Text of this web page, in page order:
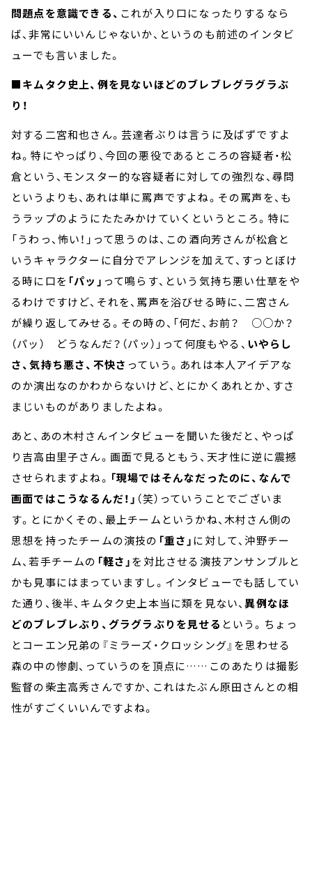
問題点を意識できる、 これが入り口になったりするなら
ば、非常にいいんじゃないか、というのも前述のインタビ
ューでも言いました。
■キムタク史上、例を見ないほどのブレブレグラグラぶ
り！
対する二宮和也さん。芸達者ぶりは言うに及ばずですよ
ね。特にやっぱり、今回の悪役であるところの容疑者・松
倉という、モンスター的な容疑者に対しての強烈な、尋問
というよりも、あれは単に罵声ですよね。その罵声を、も
うラップのようにたたみかけていくというところ。特に
「うわっ、怖い！」って思うのは、この酒向芳さんが松倉と
いうキャラクターに自分でアレンジを加えて、すっとぼけ
る時に口を 「パッ」 って鳴らす、という気持ち悪い仕草をや
るわけですけど、それを、罵声を浴びせる時に、二宮さん
が繰り返してみせる。その時の、「何だ、お前？ ○○か？
（パッ） どうなんだ？（パッ）」って何度もやる、 いやらし
さ、気持ち悪さ、不快さ っていう。あれは本人アイデアな
のか演出なのかわからないけど、とにかくあれとか、すさ
まじいものがありましたよね。
あと、あの木村さんインタビューを聞いた後だと、やっぱ
り吉高由里子さん。画面で見るともう、天才性に逆に震撼
させられますよね。 「現場ではそんなだったのに、なんで
画面ではこうなるんだ！」 （笑）っていうことでございま
す。とにかくその、最上チームというかね、木村さん側の
思想を持ったチームの演技の 「重さ」 に対して、沖野チー
ム、若手チームの 「軽さ」を対比させる演技アンサンブルと
かも見事にはまっていますし。インタビューでも話してい
た通り、後半、キムタク史上本当に類を見ない、異例なほ
どのブレブレぶり、グラグラぶりを見せる という。ちょっ
とコーエン兄弟の『ミラーズ・クロッシング』を思わせる
森の中の惨劇、っていうのを頂点に……このあたりは撮影
監督の柴主高秀さんですか、これはたぶん原田さんとの相
性がすごくいいんですよね。